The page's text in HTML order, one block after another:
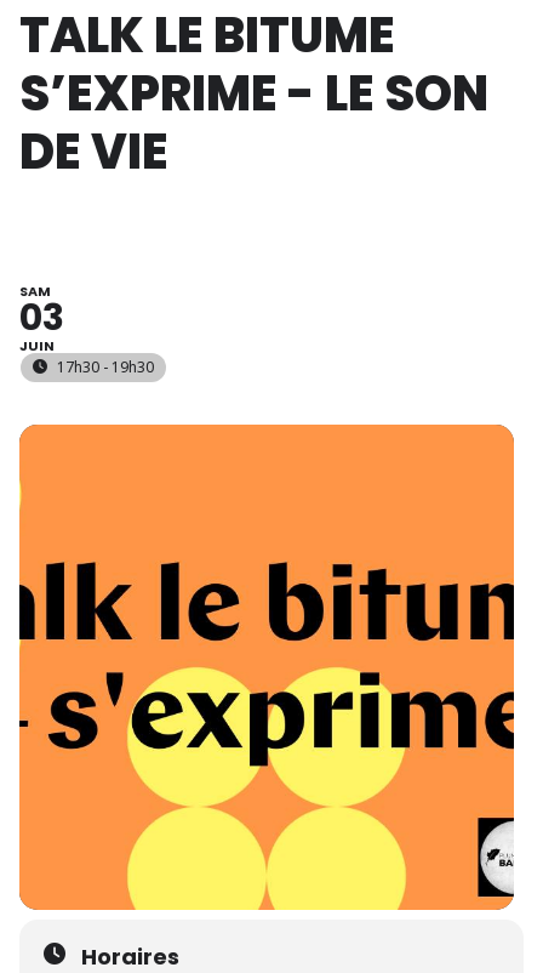
TALK LE BITUME
S’EXPRIME - LE SON
DE VIE
SAM
03
JUIN
17h30 - 19h30
Horaires